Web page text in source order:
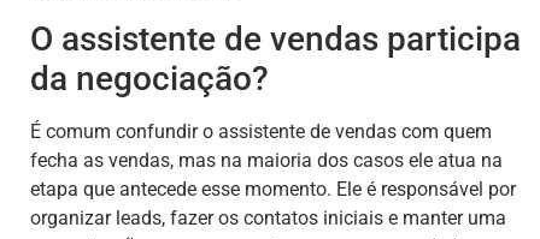
O assistente de vendas participa
da negociação?
É comum confundir o assistente de vendas com quem
fecha as vendas, mas na maioria dos casos ele atua na
etapa que antecede esse momento. Ele é responsável por
organizar leads, fazer os contatos iniciais e manter uma